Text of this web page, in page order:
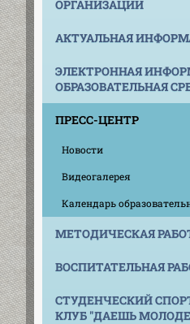
ОРГАНИЗАЦИИ
АКТУАЛЬНАЯ
ЭЛЕКТРОННАЯ
ОБРАЗОВАТЕЛЬНАЯ
ПРЕСС-ЦЕНТР
Новости
Видеогалерея
Календарь
МЕТОДИЧЕСКАЯ
ВОСПИТАТЕЛЬНАЯ
СТУДЕНЧЕСКИЙ
КЛУБ "ДАЕШЬ